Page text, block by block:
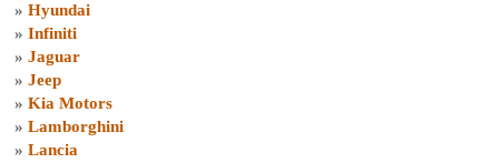
» Hyundai
» Infiniti
» Jaguar
» Jeep
» Kia Motors
» Lamborghini
» Lancia